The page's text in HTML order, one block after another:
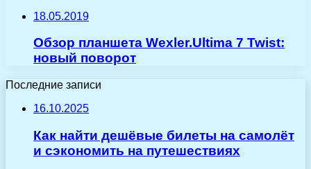
18.05.2019
Обзор планшета Wexler.Ultima 7 Twist:
новый поворот
Последние записи
16.10.2025
Как найти дешёвые билеты на самолёт
и сэкономить на путешествиях